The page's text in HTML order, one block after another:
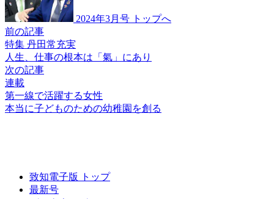
2024年3月号 トップへ
前の記事
特集 丹田常充実
人生、仕事の根本は 「氣」にあり
次の記事
連載
第一線で活躍する女性
本当に子どものための幼稚園を創る
致知電子版 トップ
最新号